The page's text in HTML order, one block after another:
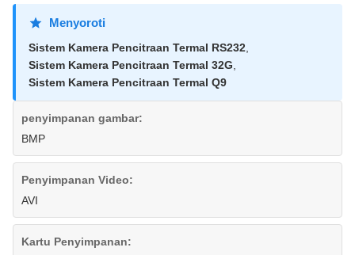
Menyoroti
Sistem Kamera Pencitraan Termal RS232,
Sistem Kamera Pencitraan Termal 32G,
Sistem Kamera Pencitraan Termal Q9
penyimpanan gambar:
BMP
Penyimpanan Video:
AVI
Kartu Penyimpanan: